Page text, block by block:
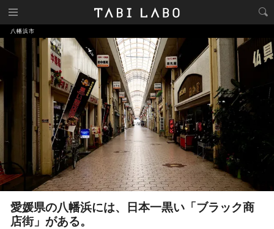
八幡浜市
愛媛県の八幡浜には、日本一黒い「ブラック商
店街」がある。